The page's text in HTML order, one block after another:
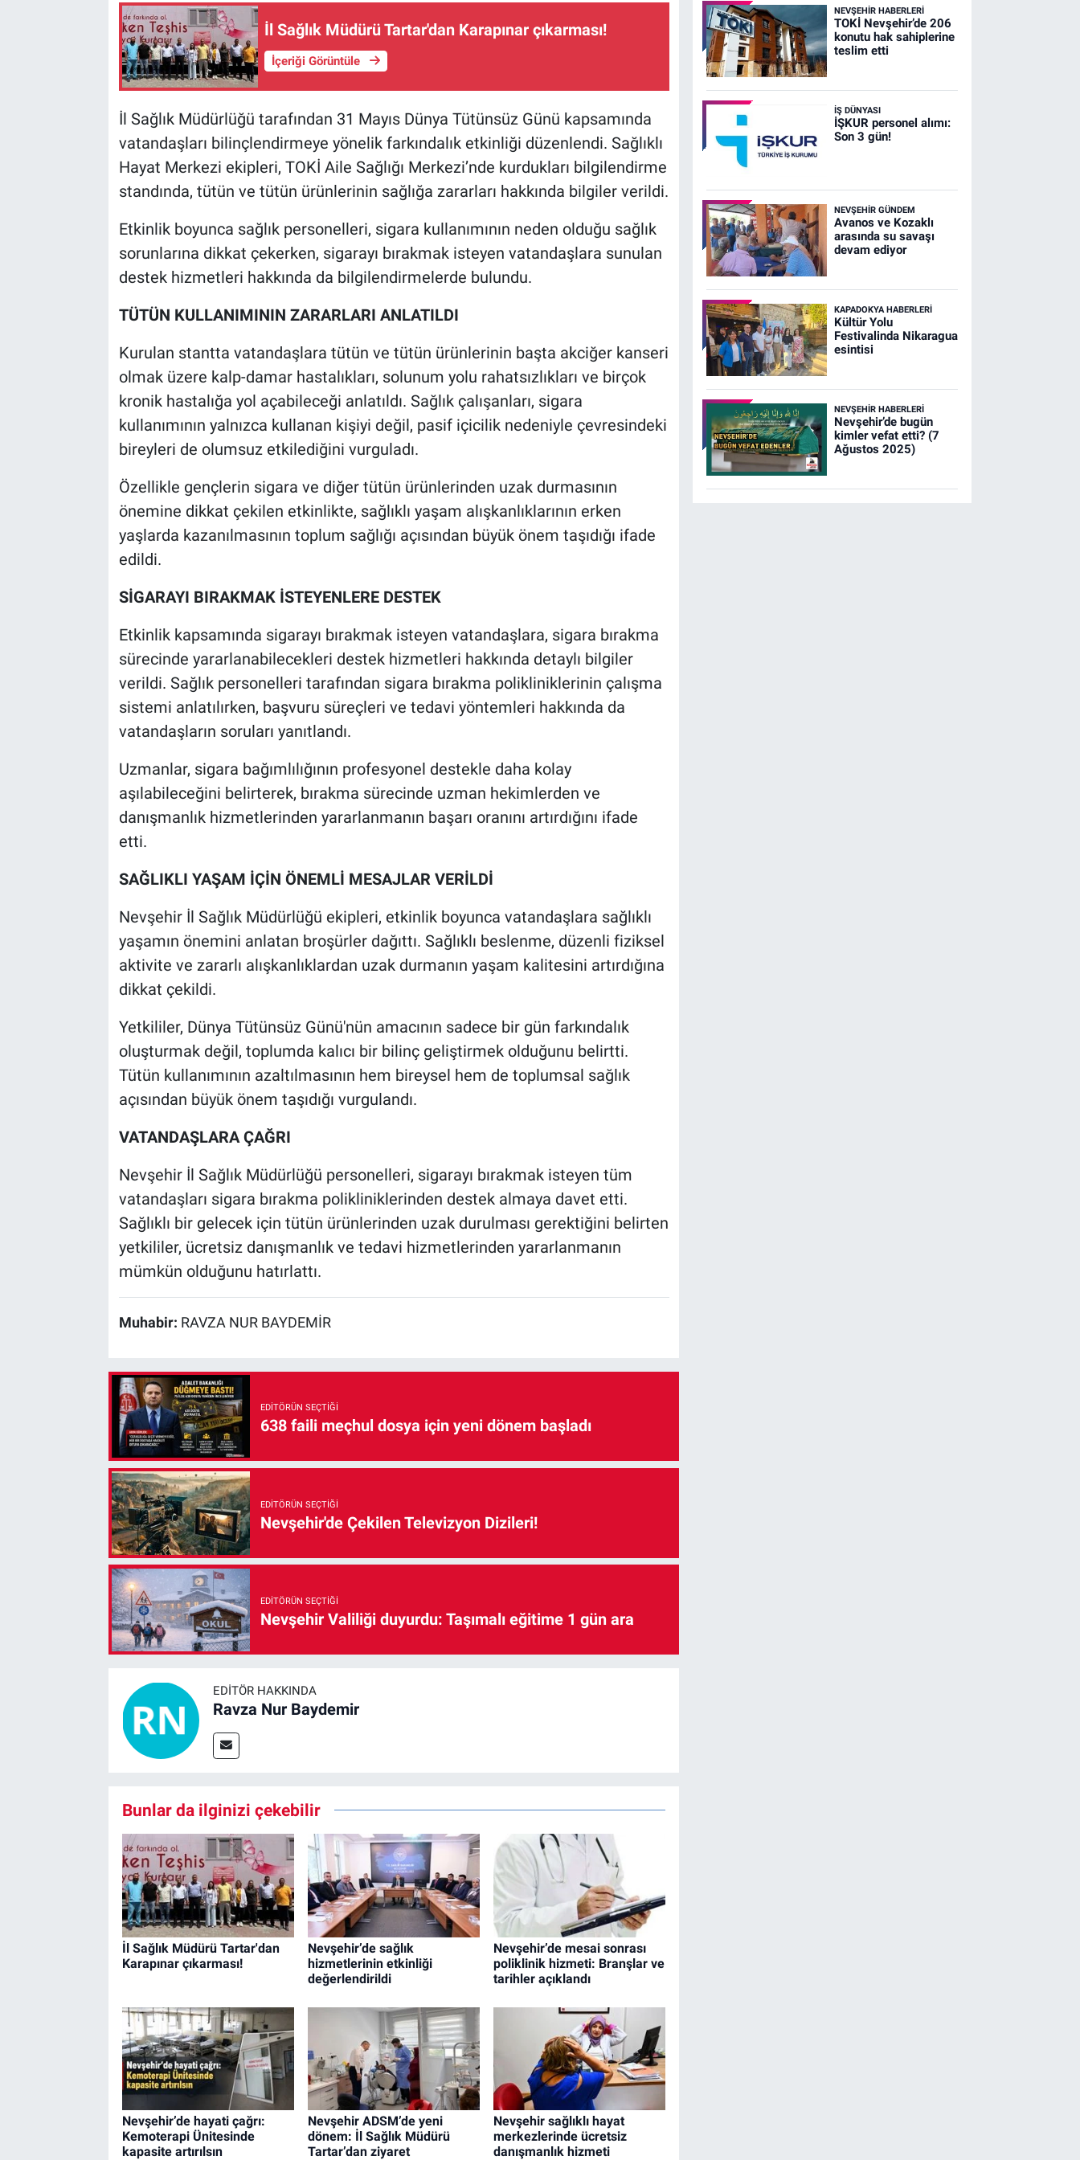
İl Sağlık Müdürü Tartar'dan Karapınar çıkarması!
İçeriği Görüntüle
İl Sağlık Müdürlüğü tarafından 31 Mayıs Dünya Tütünsüz Günü kapsamında
vatandaşları bilinçlendirmeye yönelik farkındalık etkinliği düzenlendi. Sağlıklı
Hayat Merkezi ekipleri, TOKİ Aile Sağlığı Merkezi’nde kurdukları bilgilendirme
standında, tütün ve tütün ürünlerinin sağlığa zararları hakkında bilgiler verildi.
Etkinlik boyunca sağlık personelleri, sigara kullanımının neden olduğu sağlık
sorunlarına dikkat çekerken, sigarayı bırakmak isteyen vatandaşlara sunulan
destek hizmetleri hakkında da bilgilendirmelerde bulundu.
TÜTÜN KULLANIMININ ZARARLARI ANLATILDI
Kurulan stantta vatandaşlara tütün ve tütün ürünlerinin başta akciğer kanseri
olmak üzere kalp-damar hastalıkları, solunum yolu rahatsızlıkları ve birçok
kronik hastalığa yol açabileceği anlatıldı. Sağlık çalışanları, sigara
kullanımının yalnızca kullanan kişiyi değil, pasif içicilik nedeniyle çevresindeki
bireyleri de olumsuz etkilediğini vurguladı.
Özellikle gençlerin sigara ve diğer tütün ürünlerinden uzak durmasının
önemine dikkat çekilen etkinlikte, sağlıklı yaşam alışkanlıklarının erken
yaşlarda kazanılmasının toplum sağlığı açısından büyük önem taşıdığı ifade
edildi.
SİGARAYI BIRAKMAK İSTEYENLERE DESTEK
Etkinlik kapsamında sigarayı bırakmak isteyen vatandaşlara, sigara bırakma
sürecinde yararlanabilecekleri destek hizmetleri hakkında detaylı bilgiler
verildi. Sağlık personelleri tarafından sigara bırakma polikliniklerinin çalışma
sistemi anlatılırken, başvuru süreçleri ve tedavi yöntemleri hakkında da
vatandaşların soruları yanıtlandı.
Uzmanlar, sigara bağımlılığının profesyonel destekle daha kolay
aşılabileceğini belirterek, bırakma sürecinde uzman hekimlerden ve
danışmanlık hizmetlerinden yararlanmanın başarı oranını artırdığını ifade
etti.
SAĞLIKLI YAŞAM İÇİN ÖNEMLİ MESAJLAR VERİLDİ
Nevşehir İl Sağlık Müdürlüğü ekipleri, etkinlik boyunca vatandaşlara sağlıklı
yaşamın önemini anlatan broşürler dağıttı. Sağlıklı beslenme, düzenli fiziksel
aktivite ve zararlı alışkanlıklardan uzak durmanın yaşam kalitesini artırdığına
dikkat çekildi.
Yetkililer, Dünya Tütünsüz Günü'nün amacının sadece bir gün farkındalık
oluşturmak değil, toplumda kalıcı bir bilinç geliştirmek olduğunu belirtti.
Tütün kullanımının azaltılmasının hem bireysel hem de toplumsal sağlık
açısından büyük önem taşıdığı vurgulandı.
VATANDAŞLARA ÇAĞRI
Nevşehir İl Sağlık Müdürlüğü personelleri, sigarayı bırakmak isteyen tüm
vatandaşları sigara bırakma polikliniklerinden destek almaya davet etti.
Sağlıklı bir gelecek için tütün ürünlerinden uzak durulması gerektiğini belirten
yetkililer, ücretsiz danışmanlık ve tedavi hizmetlerinden yararlanmanın
mümkün olduğunu hatırlattı.
Muhabir: RAVZA NUR BAYDEMİR
EDITÖRÜN SEÇTIĞI
638 faili meçhul dosya için yeni dönem başladı
EDITÖRÜN SEÇTIĞI
Nevşehir'de Çekilen Televizyon Dizileri!
EDITÖRÜN SEÇTIĞI
Nevşehir Valiliği duyurdu: Taşımalı eğitime 1 gün ara
EDITÖR HAKKINDA
Ravza Nur Baydemir
Bunlar da ilginizi çekebilir
İl Sağlık Müdürü Tartar'dan
Karapınar çıkarması!
Nevşehir’de sağlık
hizmetlerinin etkinliği
değerlendirildi
Nevşehir’de mesai sonrası
poliklinik hizmeti: Branşlar ve
tarihler açıklandı
Nevşehir’de hayati çağrı:
Kemoterapi Ünitesinde
kapasite artırılsın
Nevşehir ADSM’de yeni
dönem: İl Sağlık Müdürü
Tartar’dan ziyaret
Nevşehir sağlıklı hayat
merkezlerinde ücretsiz
danışmanlık hizmeti
NEVŞEHIR HABERLERI
TOKİ Nevşehir’de 206
konutu hak sahiplerine
teslim etti
İŞ DÜNYASI
İŞKUR personel alımı:
Son 3 gün!
NEVŞEHIR GÜNDEM
Avanos ve Kozaklı
arasında su savaşı
devam ediyor
KAPADOKYA HABERLERI
Kültür Yolu
Festivalinda Nikaragua
esintisi
NEVŞEHIR HABERLERI
Nevşehir’de bugün
kimler vefat etti? (7
Ağustos 2025)